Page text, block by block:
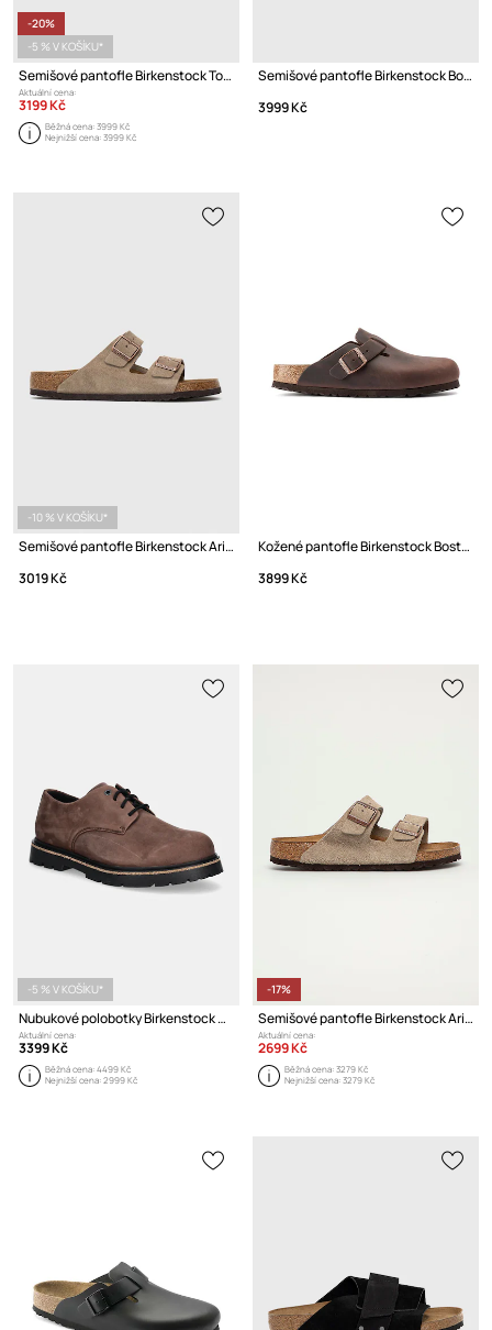
-20%
-5 % V KOŠÍKU*
Semišové pantofle Birkenstock Tokio
Aktuální cena:
3199 Kč
Běžná cena:3999 Kč
Nejnižší cena:3999 Kč
Semišové pantofle Birkenstock Boston
3999 Kč
-10 % V KOŠÍKU*
Semišové pantofle Birkenstock Arizona
3019 Kč
Kožené pantofle Birkenstock Boston
3899 Kč
-5 % V KOŠÍKU*
Nubukové polobotky Birkenstock Highwood Lace Low
Aktuální cena:
3399 Kč
Běžná cena:4499 Kč
Nejnižší cena:2999 Kč
-17%
Semišové pantofle Birkenstock Arizona
Aktuální cena:
2699 Kč
Běžná cena:3279 Kč
Nejnižší cena:3279 Kč